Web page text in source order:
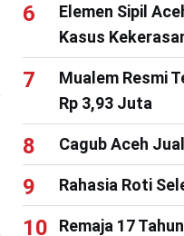
Elemen Sipil
Kasus
Mualem Resmi
Rp 3,93 Juta
Cagub Aceh
Rahasia Roti
Remaja 17